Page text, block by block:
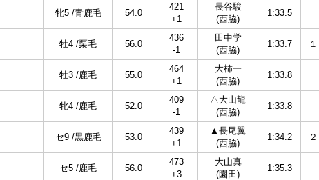
牝5 /青鹿毛 54.0
421
+1
長谷駿
(西脇)
1:33.5
牡4 /栗毛 56.0
436
-1
田中学
(西脇)
1:33.7
牡3 /鹿毛 55.0
464
+1
大柿一
(西脇)
1:33.8
牝4 /鹿毛 52.0
409
-1
△大山龍
(西脇)
1:33.8
セ9 /黒鹿毛 53.0
439
+1
▲長尾翼
(西脇)
1:34.2
セ5 /鹿毛 56.0
473
+3
大山真
(園田)
1:35.3